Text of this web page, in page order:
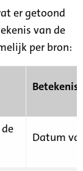
er getoond
van de
per bron:
Datum